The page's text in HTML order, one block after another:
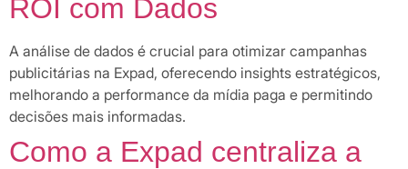
ROI com Dados
A análise de dados é crucial para otimizar campanhas
publicitárias na Expad, oferecendo insights estratégicos,
melhorando a performance da mídia paga e permitindo
decisões mais informadas.
Como a Expad centraliza a